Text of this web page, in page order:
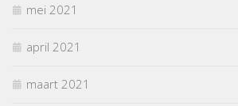
mei 2021
april 2021
maart 2021